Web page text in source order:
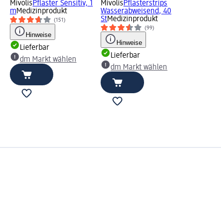
MivolisPflaster Sensitiv, 1
mMedizinprodukt
(151)
Hinweise
Lieferbar
dm Markt wählen
MivolisPflasterstrips
Wasserabweisend, 40
StMedizinprodukt
(99)
Hinweise
Lieferbar
dm Markt wählen